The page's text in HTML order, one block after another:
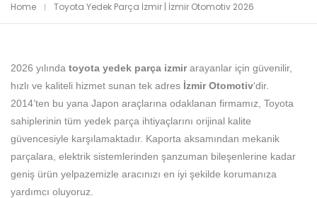
Home Toyota Yedek Parça İzmir | İzmir Otomotiv 2026
2026 yılında toyota yedek parça izmirarayanlar için güvenilir,
hızlı ve kaliteli hizmet sunan tek adres İzmir Otomotiv‘dir.
2014’ten bu yana Japon araçlarına odaklanan firmamız, Toyota
sahiplerinin tüm yedek parça ihtiyaçlarını orijinal kalite
güvencesiyle karşılamaktadır. Kaporta aksamından mekanik
parçalara, elektrik sistemlerinden şanzuman bileşenlerine kadar
geniş ürün yelpazemizle aracınızı en iyi şekilde korumanıza
yardımcı oluyoruz.